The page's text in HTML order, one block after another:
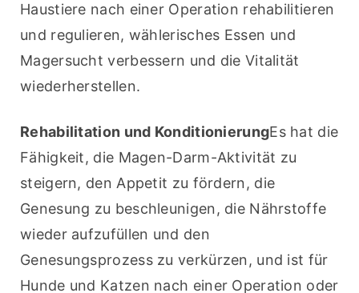
Haustiere nach einer Operation rehabilitieren
und regulieren, wählerisches Essen und
Magersucht verbessern und die Vitalität
wiederherstellen.
Rehabilitation und KonditionierungEs hat die
Fähigkeit, die Magen-Darm-Aktivität zu
steigern, den Appetit zu fördern, die
Genesung zu beschleunigen, die Nährstoffe
wieder aufzufüllen und den
Genesungsprozess zu verkürzen, und ist für
Hunde und Katzen nach einer Operation oder